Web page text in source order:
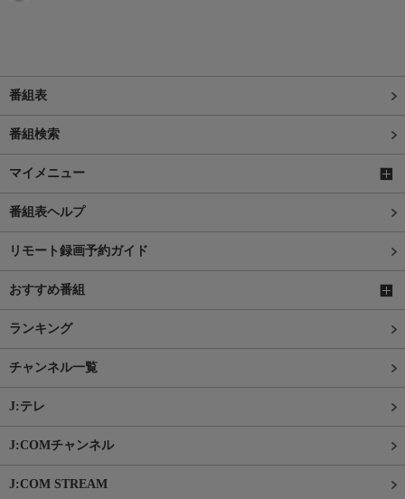
番組表
番組検索
マイメニュー
番組表ヘルプ
リモート録画予約ガイド
おすすめ番組
ランキング
チャンネル一覧
J:テレ
J:COMチャンネル
J:COM STREAM